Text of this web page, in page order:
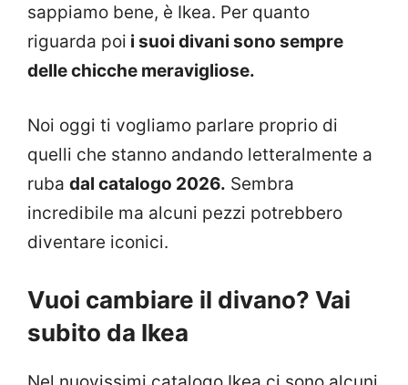
sappiamo bene, è Ikea. Per quanto
riguarda poi i suoi divani sono sempre
delle chicche meravigliose.
Noi oggi ti vogliamo parlare proprio di
quelli che stanno andando letteralmente a
ruba dal catalogo 2026. Sembra
incredibile ma alcuni pezzi potrebbero
diventare iconici.
Vuoi cambiare il divano? Vai
subito da Ikea